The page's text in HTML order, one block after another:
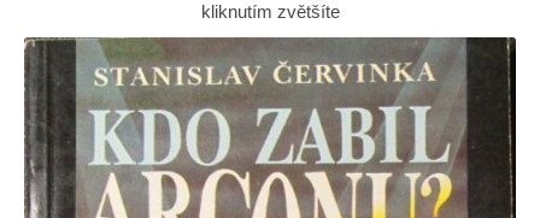
kliknutím zvětšíte